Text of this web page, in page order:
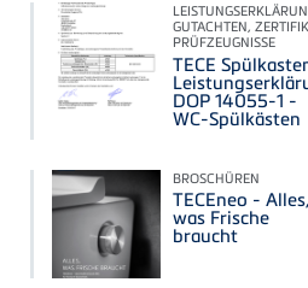
GUTACHTEN,
PRÜFZEUGNISSE
TECE
DOP 14055-1 -
WC-Spülkästen
BROSCHÜREN
TECEneo - Alles,
was Frische
braucht